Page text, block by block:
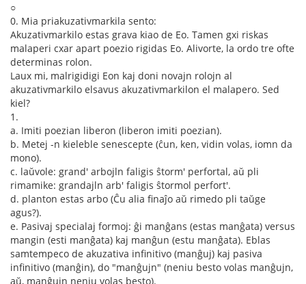
○
0. Mia priakuzativmarkila sento:
Akuzativmarkilo estas grava kiao de Eo. Tamen gxi riskas
malaperi cxar apart poezio rigidas Eo. Alivorte, la ordo tre ofte
determinas rolon.
Laux mi, malrigidigi Eon kaj doni novajn rolojn al
akuzativmarkilo elsavus akuzativmarkilon el malapero. Sed
kiel?
1.
a. Imiti poezian liberon (liberon imiti poezian).
b. Metej -n kieleble senescepte (ĉun, ken, vidin volas, iomn da
mono).
c. laŭvole: grand' arbojln faligis ŝtorm' perfortal, aŭ pli
rimamike: grandajln arb' faligis ŝtormol perfort'.
d. planton estas arbo (Ĉu alia finaĵo aŭ rimedo pli taŭge
agus?).
e. Pasivaj specialaj formoj: ĝi manĝans (estas manĝata) versus
mangin (esti manĝata) kaj manĝun (estu manĝata). Eblas
samtempeco de akuzativa infinitivo (manĝuj) kaj pasiva
infinitivo (manĝin), do "manĝujn" (neniu besto volas manĝujn,
aŭ, manĝujn neniu volas besto).